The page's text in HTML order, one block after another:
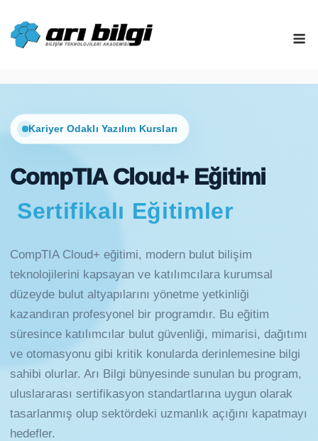
content
Kariyer Odaklı Yazılım Kursları
CompTIA Cloud+ Eğitimi
Sertifikalı Eğitimler
CompTIA Cloud+ eğitimi, modern bulut bilişim
teknolojilerini kapsayan ve katılımcılara kurumsal
düzeyde bulut altyapılarını yönetme yetkinliği
kazandıran profesyonel bir programdır. Bu eğitim
süresince katılımcılar bulut güvenliği, mimarisi, dağıtımı
ve otomasyonu gibi kritik konularda derinlemesine bilgi
sahibi olurlar. Arı Bilgi bünyesinde sunulan bu program,
uluslararası sertifikasyon standartlarına uygun olarak
tasarlanmış olup sektördeki uzmanlık açığını kapatmayı
hedefler.